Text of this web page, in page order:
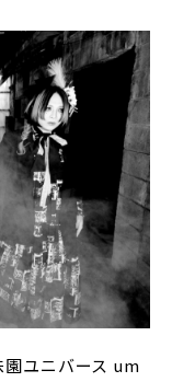
ユニバース um